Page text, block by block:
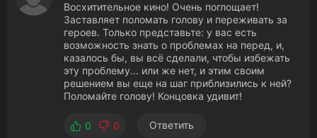
Восхитительное кино! Очень поглощает!
Заставляет поломать голову и переживать за
героев. Только представьте: у вас есть
возможность знать о проблемах на перед, и,
казалось бы, вы всё сделали, чтобы избежать
эту проблему... или же нет, и этим своим
решением вы еще на шаг приблизились к ней?
Поломайте голову! Концовка удивит!
0 0 Ответить